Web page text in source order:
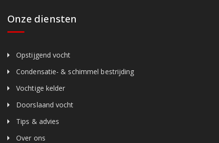
Onze diensten
Opstijgend vocht
Condensatie- & schimmel bestrijding
Vochtige kelder
Doorslaand vocht
Tips & advies
Over ons